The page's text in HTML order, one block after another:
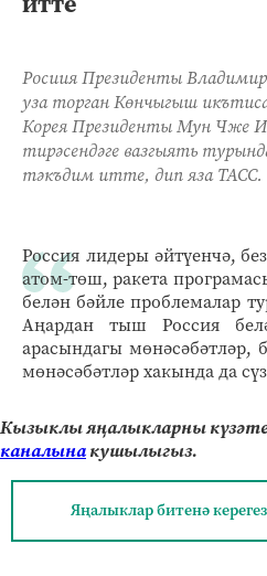
Росиия Президенты
уза торган Көнчыгыш
Корея Президенты Мун Чже
тирәсендәге вазгыять
тәкъдим итте, дип яза ТАСС.
Россия лидеры әйтүенчә,
атом-төш, ракета
белән бәйле проблемалар
Аңардан тыш Россия
арасындагы мөнәсәбәтләр,
мөнәсәбәтләр хакында да
Кызыклы яңалыкларны
каналынакушылыгыз.
Яңалыклар битенә керегез